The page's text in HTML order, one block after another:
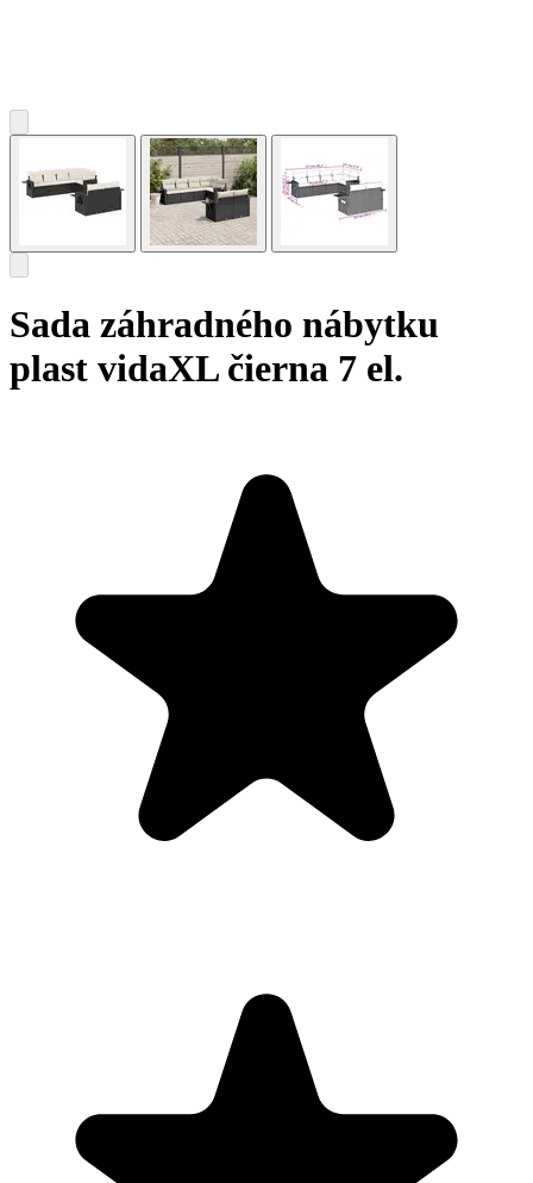
Sada záhradného nábytku
plast vidaXL čierna 7 el.